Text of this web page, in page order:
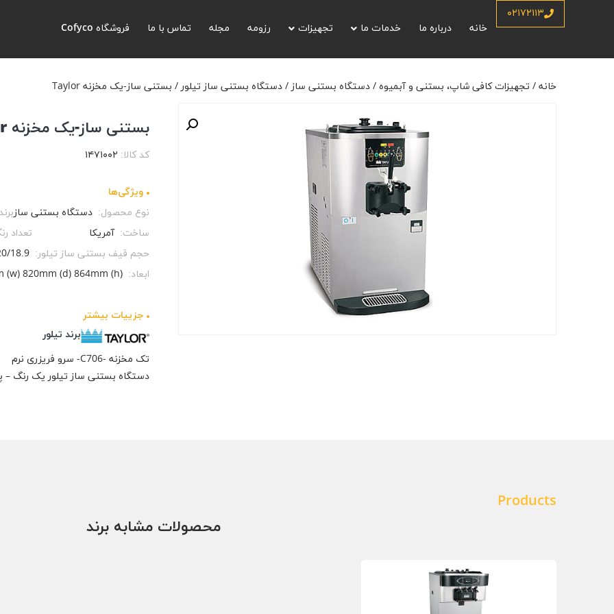
۰۲۱۷۲۱۱۳
خانه
درباره ما خدمات ما تجهیزات رزومه مجله تماس با ما فروشگاه Cofyco
تجهیزات کافی شاپ، بستنی و آبمیوه
خانه / تجهیزات کافی شاپ، بستنی و آبمیوه / دستگاه بستنی ساز / دستگاه بستنی ساز تیلور / بستنی ساز-یک مخزنه Taylor
بستنی ساز-یک مخزنه Taylor
برند تیلور
تک مخزنه -C706- سرو فریزری نرم
دستگاه بستنی ساز تیلور یک رنگ –
کد کالا: ۱۴۷۱۰۰۲
ویژگی‌ها
نوع محصول: دستگاه بستنی ساز
ساخت: آمریکا
تعداد
حجم قیف بستنی ساز تیلور: 18.9 (qt/l)
ابعاد: (w) 820mm (d) 864mm (h)
جزيیات بیشتر
Products
محصولات مشابه برند